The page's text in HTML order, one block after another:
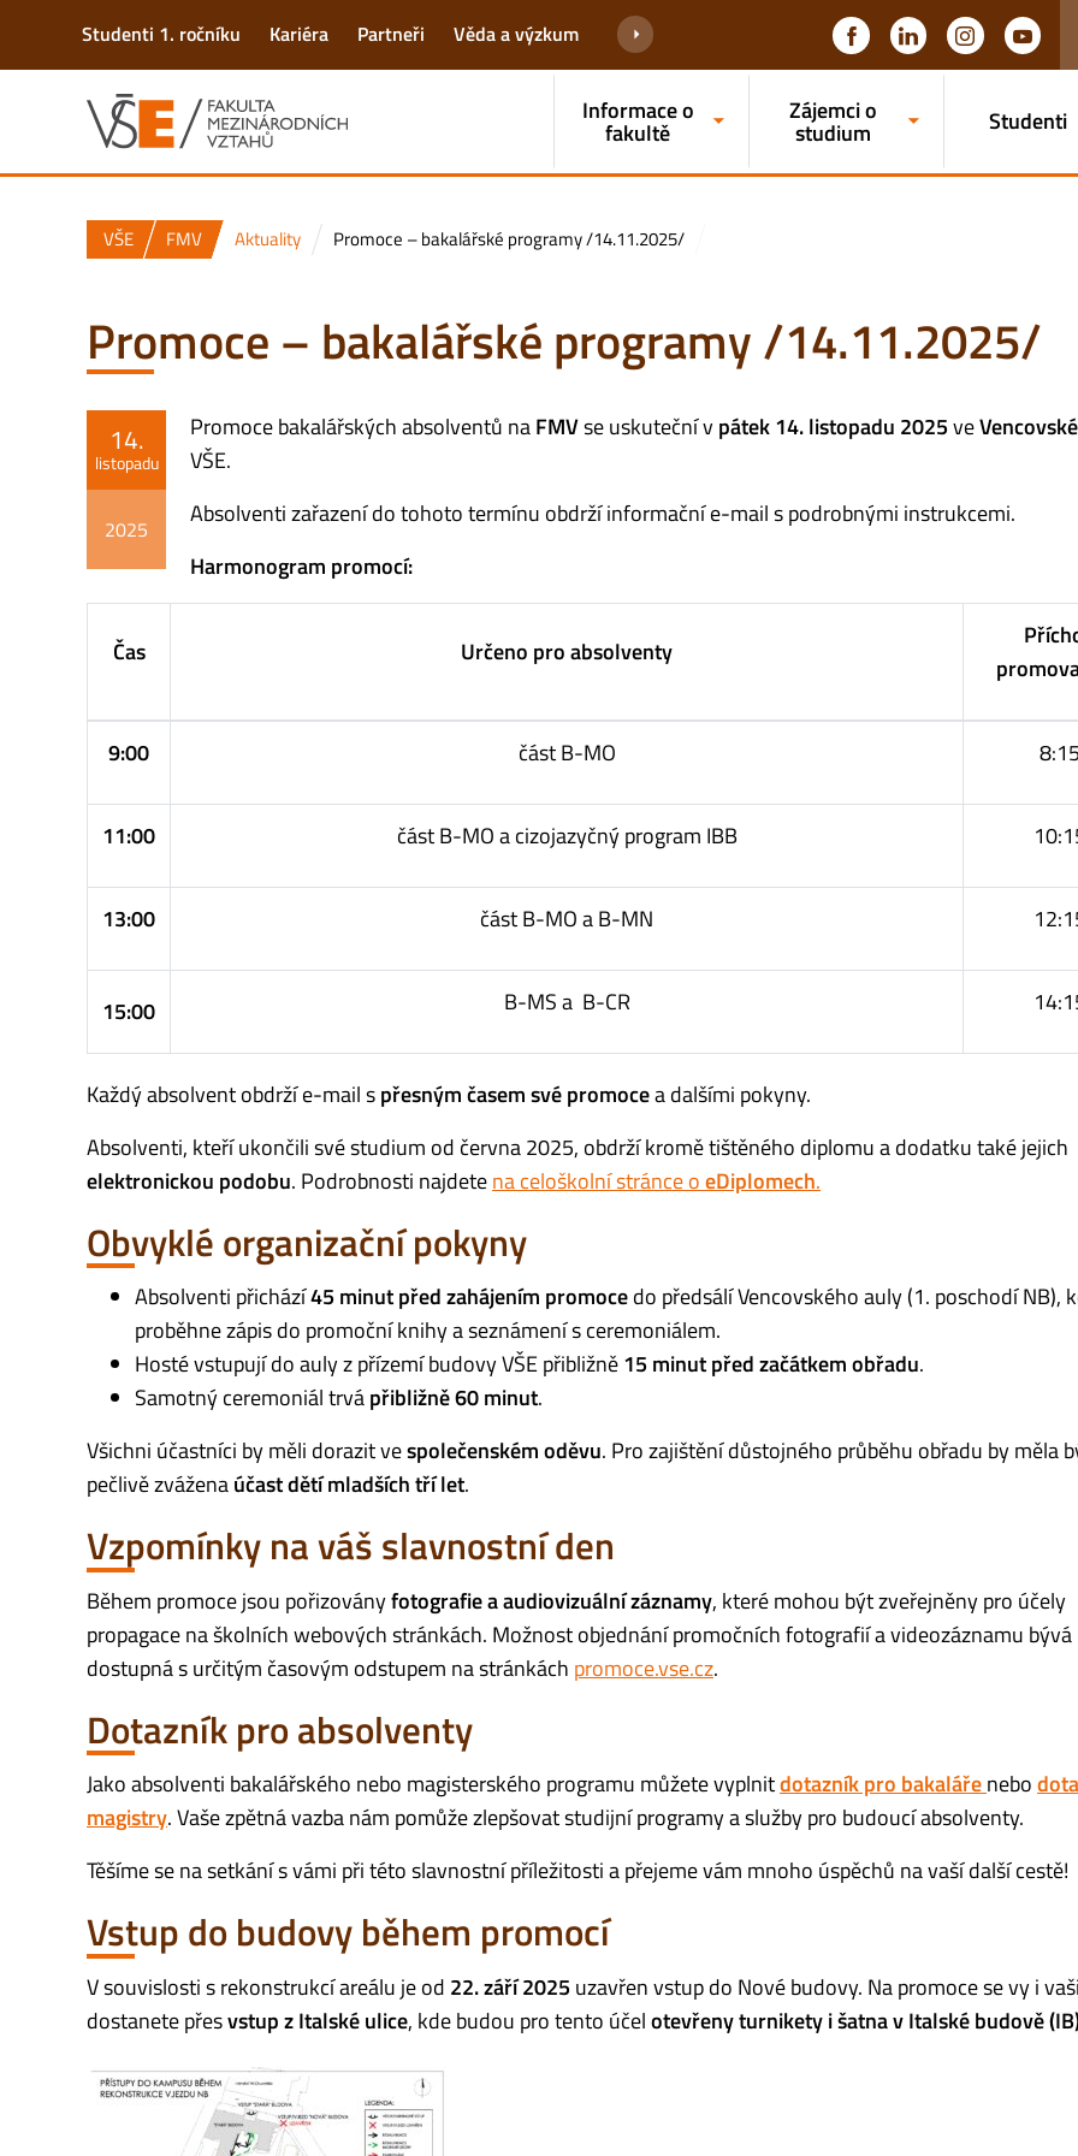
Studenti 1. ročníku Kariéra Partneři Věda a výzkum
Informace o
fakultě
Zájemci o
studium Studenti
VŠE FMV Aktuality Promoce – bakalářské programy /14.11.2025/
Promoce – bakalářské programy /14.11.2025/
14.
listopadu
2025
Promoce bakalářských absolventů naFMVse uskuteční v pátek 14. listopadu 2025ve
VŠE.
Absolventi zařazení do tohoto termínu obdrží informační e-mail s podrobnými instrukcemi.
Harmonogram promocí:
Čas Určeno pro absolventy
9:00 část B-MO 8:15
11:00 část B-MO a cizojazyčný program IBB
13:00 část B-MO a B-MN
15:00 B-MS a B-CR
Každý absolvent obdrží e-mail spřesným časem své promocea dalšími pokyny.
Absolventi, kteří ukončili své studium od června 2025, obdrží kromě tištěného diplomu a dodatku také jejich
elektronickou podobu. Podrobnosti najdetena celoškolní stránce oeDiplomech.
Obvyklé organizační pokyny
Absolventi přichází45 minut před zahájením promocedo předsálí Vencovského auly (1. poschodí NB),
proběhne zápis do promoční knihy a seznámení s ceremoniálem.
Hosté vstupují do auly z přízemí budovy VŠE přibližně15 minut před začátkem obřadu.
Samotný ceremoniál trvápřibližně 60 minut.
Všichni účastníci by měli dorazit vespolečenském oděvu. Pro zajištění důstojného průběhu obřadu by měla
pečlivě zváženaúčast dětí mladších tří let.
Vzpomínky na váš slavnostní den
Během promoce jsou pořizoványfotografie a audiovizuální záznamy, které mohou být zveřejněny pro účely
propagace na školních webových stránkách. Možnost objednání promočních fotografií a videozáznamu bývá
dostupná s určitým časovým odstupem na stránkách promoce.vse.cz.
Dotazník pro absolventy
Jako absolventi bakalářského nebo magisterského programu můžete vyplnitdotazník pro bakalářenebo
magistry. Vaše zpětná vazba nám pomůže zlepšovat studijní programy a služby pro budoucí absolventy.
Těšíme se na setkání s vámi při této slavnostní příležitosti a přejeme vám mnoho úspěchů na vaší další cestě!
Vstup do budovy během promocí
V souvislosti s rekonstrukcí areálu je od 22. září 2025 uzavřen vstup do Nové budovy. Na promoce se vy i
dostanete přesvstup z Italské ulice, kde budou pro tento účelotevřeny turnikety i šatna v Italské budově